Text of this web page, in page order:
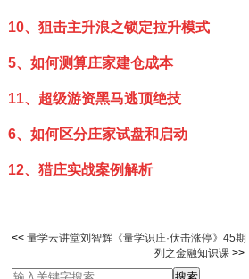
10、狙击主升浪之锁定拉升模式
5、 如何测算庄家建仓成本
11、超级游资黑马逃顶绝技
6、如何区分庄家试盘和启动
12、猎庄实战案例解析
<<量学云讲堂刘智辉《量学识庄·伏击涨停》45期
列之金融知识课 >>